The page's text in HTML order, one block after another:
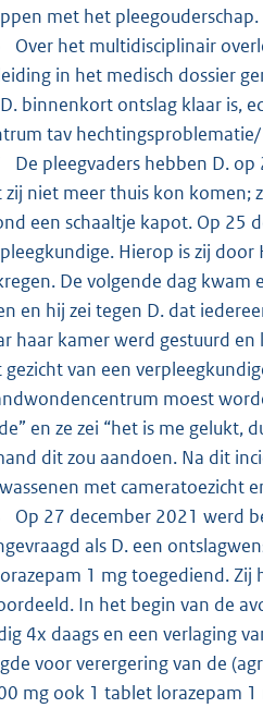
met het pleegouderschap.
Over het multidisciplinair
in het medisch dossier
binnenkort ontslag klaar is,
tav
De pleegvaders hebben D. op
zij niet meer thuis kon komen;
een schaaltje kapot. Op 25
Hierop is zij
De volgende dag kwam
en hij zei tegen D. dat
haar kamer werd gestuurd
gezicht van een
moest
en ze zei “het is me gelukt,
dit zou aandoen. Na dit
met cameratoezicht
Op 27 december 2021 werd
als D. een
1 mg toegediend.
In het begin van de
4x daags en een verlaging
voor verergering van de
mg ook 1 tablet lorazepam